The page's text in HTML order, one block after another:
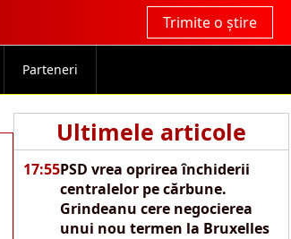
Trimite o știre
Parteneri
Ultimele articole
17:55PSD vrea oprirea închiderii
centralelor pe cărbune.
Grindeanu cere negocierea
unui nou termen la Bruxelles